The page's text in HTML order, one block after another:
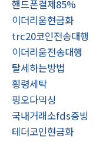
핸드폰결제85%
이더리움현금화
trc20코인전송대행
이더리움전송대행
탈세하는방법
횡령세탁
핑오다믹싱
국내거래소fds증빙
테더코인현금화